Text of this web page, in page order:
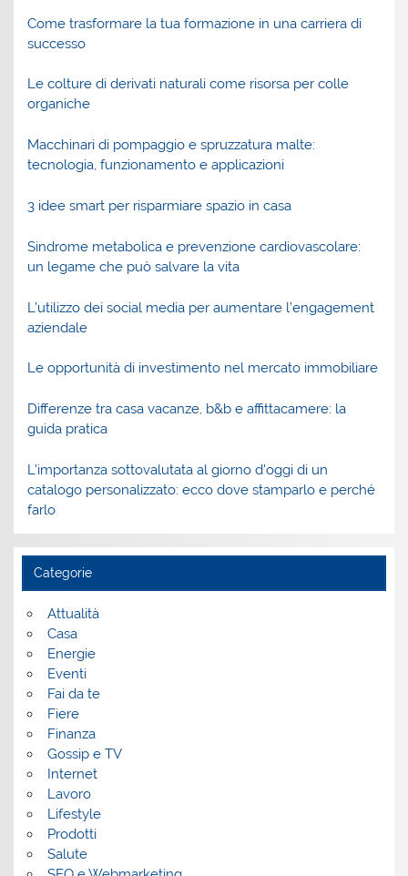
Come trasformare la tua formazione in una carriera di
successo
Le colture di derivati naturali come risorsa per colle
organiche
Macchinari di pompaggio e spruzzatura malte:
tecnologia, funzionamento e applicazioni
3 idee smart per risparmiare spazio in casa
Sindrome metabolica e prevenzione cardiovascolare:
un legame che può salvare la vita
L’utilizzo dei social media per aumentare l’engagement
aziendale
Le opportunità di investimento nel mercato immobiliare
Differenze tra casa vacanze, b&b e affittacamere: la
guida pratica
L’importanza sottovalutata al giorno d’oggi di un
catalogo personalizzato: ecco dove stamparlo e perché
farlo
Categorie
Attualità
Casa
Energie
Eventi
Fai da te
Fiere
Finanza
Gossip e TV
Internet
Lavoro
Lifestyle
Prodotti
Salute